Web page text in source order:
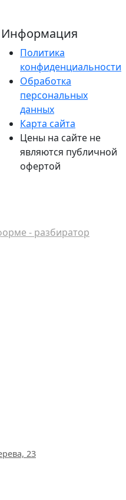
Информация
Политика
конфиденциальности
Обработка
персональных
данных
Карта сайта
Цены на сайте не
являются публичной
офертой
- разбиратор
23